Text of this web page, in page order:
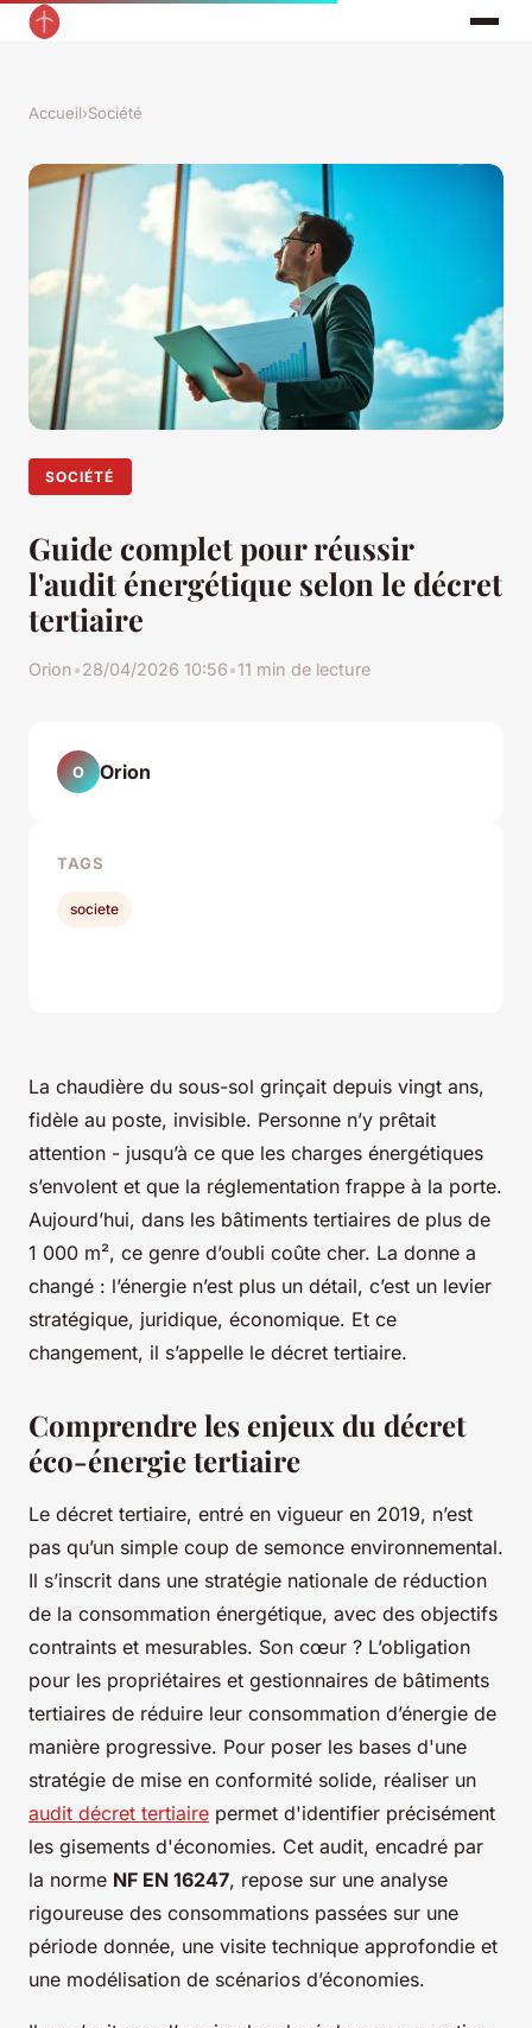
Accueil›Société
SOCIÉTÉ
Guide complet pour réussir
l'audit énergétique selon le décret
tertiaire
Orion•28/04/2026 10:56•11 min de lecture
La chaudière du sous-sol grinçait depuis vingt ans,
fidèle au poste, invisible. Personne n’y prêtait
attention - jusqu’à ce que les charges énergétiques
s’envolent et que la réglementation frappe à la porte.
Aujourd’hui, dans les bâtiments tertiaires de plus de
1 000 m², ce genre d’oubli coûte cher. La donne a
changé : l’énergie n’est plus un détail, c’est un levier
stratégique, juridique, économique. Et ce
changement, il s’appelle le décret tertiaire.
Comprendre les enjeux du décret
éco-énergie tertiaire
Le décret tertiaire, entré en vigueur en 2019, n’est
pas qu’un simple coup de semonce environnemental.
Il s’inscrit dans une stratégie nationale de réduction
de la consommation énergétique, avec des objectifs
contraints et mesurables. Son cœur ? L’obligation
pour les propriétaires et gestionnaires de bâtiments
tertiaires de réduire leur consommation d’énergie de
manière progressive. Pour poser les bases d'une
stratégie de mise en conformité solide, réaliser un
audit décret tertiaire permet d'identifier précisément
les gisements d'économies. Cet audit, encadré par
la norme NF EN 16247, repose sur une analyse
rigoureuse des consommations passées sur une
période donnée, une visite technique approfondie et
une modélisation de scénarios d’économies.
O Orion
TAGS
societe